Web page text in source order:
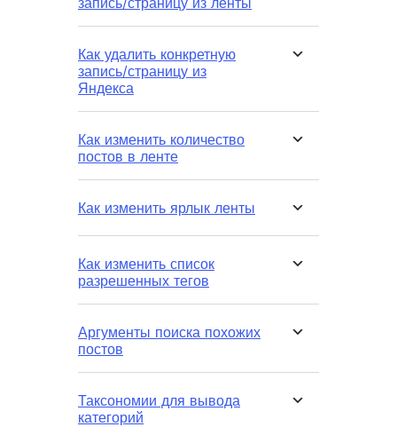
Как удалить конкретную
запись/страницу из
Яндекса
Как изменить количество
постов в ленте
Как изменить ярлык ленты
Как изменить список
разрешенных тегов
Аргументы поиска похожих
постов
Таксономии для вывода
категорий